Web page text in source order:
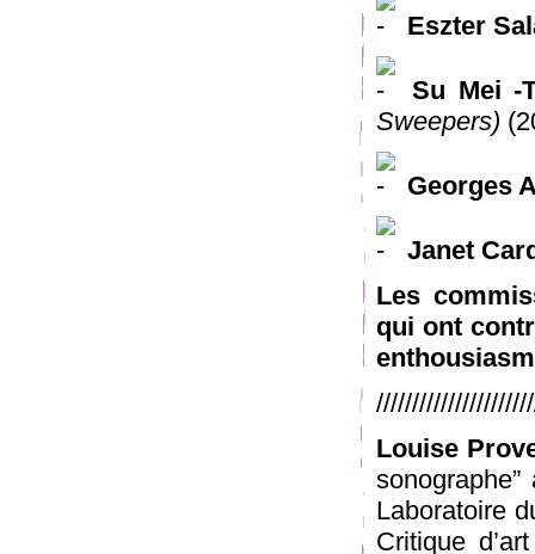
Eszter
Su Mei -
Sweepers)
Georges
Janet
Les
qui ont
Louise
Laboratoire
Critique